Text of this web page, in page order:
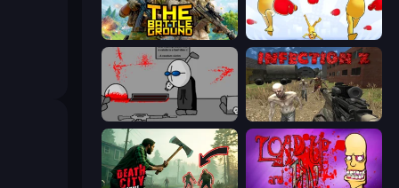
The Battleground Uncle Hit: Punch the Dummy
Madness Deathwish Infection Z